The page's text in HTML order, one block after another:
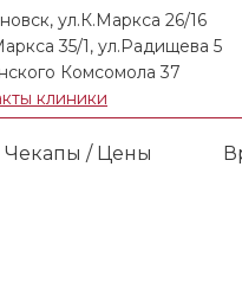
ул.К.Маркса 26/16
35/1, ул.Радищева 5
Комсомола 37
клиники
Чекапы / Цены